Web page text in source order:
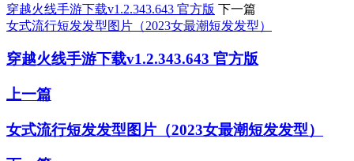
穿越火线手游下载v1.2.343.643 官方版 下一篇
女式流行短发发型图片（2023女最潮短发发型）
穿越火线手游下载v1.2.343.643 官方版
上一篇
女式流行短发发型图片（2023女最潮短发发型）